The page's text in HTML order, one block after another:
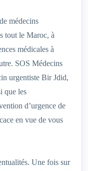
médecins
tout le Maroc, à
médicales à
SOS Médecins
urgentiste Bir Jdid,
que les
d’urgence de
en vue de vous
Une fois sur